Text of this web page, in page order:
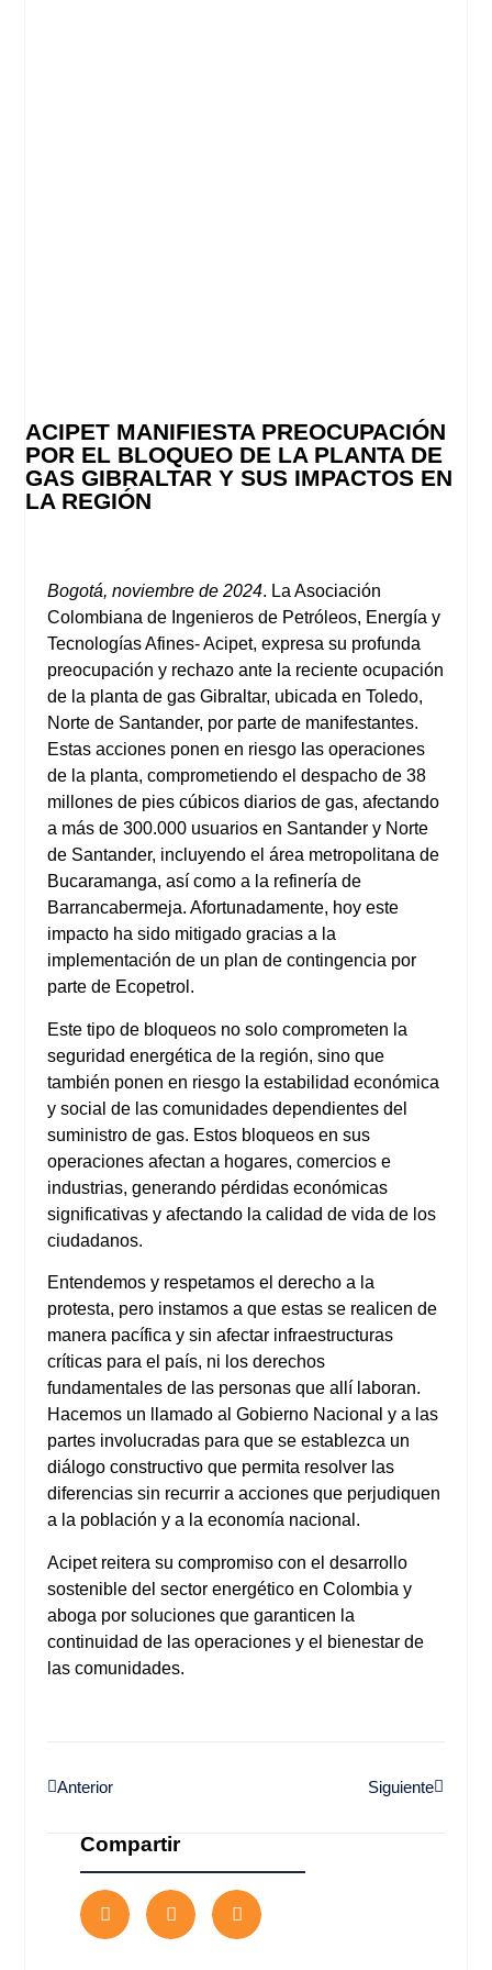
ACIPET MANIFIESTA PREOCUPACIÓN
POR EL BLOQUEO DE LA PLANTA DE
GAS GIBRALTAR Y SUS IMPACTOS EN
LA REGIÓN
Bogotá, noviembre de 2024. La Asociación
Colombiana de Ingenieros de Petróleos, Energía y
Tecnologías Afines- Acipet, expresa su profunda
preocupación y rechazo ante la reciente ocupación
de la planta de gas Gibraltar, ubicada en Toledo,
Norte de Santander, por parte de manifestantes.
Estas acciones ponen en riesgo las operaciones
de la planta, comprometiendo el despacho de 38
millones de pies cúbicos diarios de gas, afectando
a más de 300.000 usuarios en Santander y Norte
de Santander, incluyendo el área metropolitana de
Bucaramanga, así como a la refinería de
Barrancabermeja. Afortunadamente, hoy este
impacto ha sido mitigado gracias a la
implementación de un plan de contingencia por
parte de Ecopetrol.
Este tipo de bloqueos no solo comprometen la
seguridad energética de la región, sino que
también ponen en riesgo la estabilidad económica
y social de las comunidades dependientes del
suministro de gas. Estos bloqueos en sus
operaciones afectan a hogares, comercios e
industrias, generando pérdidas económicas
significativas y afectando la calidad de vida de los
ciudadanos.
Entendemos y respetamos el derecho a la
protesta, pero instamos a que estas se realicen de
manera pacífica y sin afectar infraestructuras
críticas para el país, ni los derechos
fundamentales de las personas que allí laboran.
Hacemos un llamado al Gobierno Nacional y a las
partes involucradas para que se establezca un
diálogo constructivo que permita resolver las
diferencias sin recurrir a acciones que perjudiquen
a la población y a la economía nacional.
Acipet reitera su compromiso con el desarrollo
sostenible del sector energético en Colombia y
aboga por soluciones que garanticen la
continuidad de las operaciones y el bienestar de
las comunidades.
Anterior Siguiente
Compartir